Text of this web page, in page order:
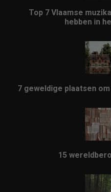
Top 7 Vlaamse
hebben in
7 geweldige plaatsen
15